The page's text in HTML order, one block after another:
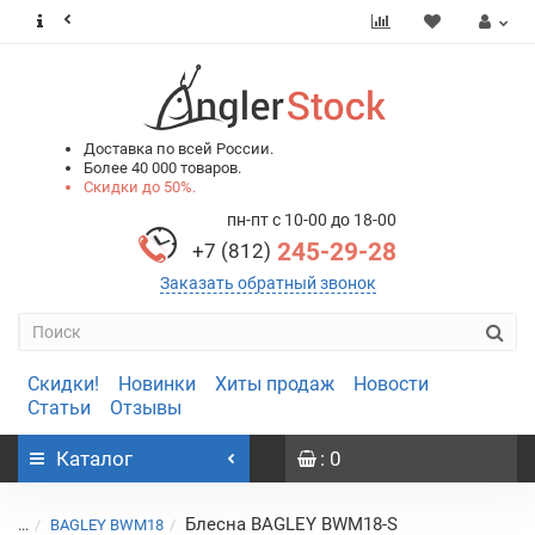
Доставка по всей России.
Более 40 000 товаров.
Скидки до 50%.
пн-пт с 10-00 до 18-00
+7 (812) 245-29-28
Заказать обратный звонок
Скидки! Новинки Хиты продаж
Новости
Статьи
Отзывы
Каталог : 0
... BAGLEY BWM18 Блесна BAGLEY BWM18-S